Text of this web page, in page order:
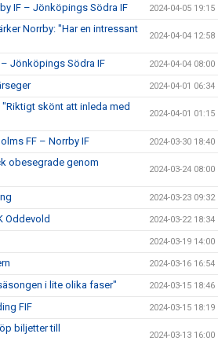
IF – Jönköpings Södra IF 2024-04-05 19:15
Norrby: "Har en intressant
2024-04-04 12:58
Jönköpings Södra IF 2024-04-04 08:00
2024-04-01 06:34
skönt att inleda med
2024-04-01 01:15
FF – Norrby IF 2024-03-30 18:40
obesegrade genom
2024-03-24 08:00
2024-03-23 09:32
Oddevold 2024-03-22 18:34
2024-03-19 14:00
2024-03-16 16:54
i lite olika faser" 2024-03-15 18:46
FIF 2024-03-15 18:19
biljetter till
2024-03-13 16:00